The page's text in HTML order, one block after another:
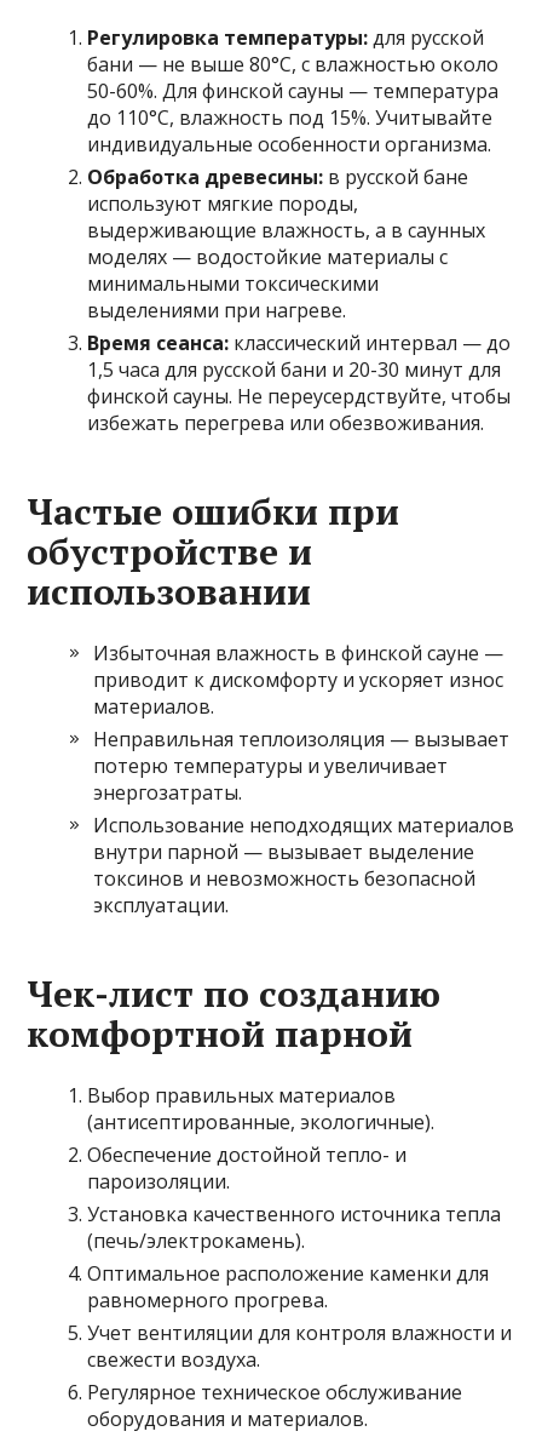
Регулировка температуры:для русской
бани — не выше 80°C, с влажностью около
50-60%. Для финской сауны — температура
до 110°C, влажность под 15%. Учитывайте
индивидуальные особенности организма.
Обработка древесины: в русской бане
используют мягкие породы,
выдерживающие влажность, а в саунных
моделях — водостойкие материалы с
минимальными токсическими
выделениями при нагреве.
Время сеанса: классический интервал — до
1,5 часа для русской бани и 20-30 минут для
финской сауны. Не переусердствуйте, чтобы
избежать перегрева или обезвоживания.
Частые ошибки при
обустройстве и
использовании
Избыточная влажность в финской сауне —
приводит к дискомфорту и ускоряет износ
материалов.
Неправильная теплоизоляция — вызывает
потерю температуры и увеличивает
энергозатраты.
Использование неподходящих материалов
внутри парной — вызывает выделение
токсинов и невозможность безопасной
эксплуатации.
Чек-лист по созданию
комфортной парной
Выбор правильных материалов
(антисептированные, экологичные).
Обеспечение достойной тепло- и
пароизоляции.
Установка качественного источника тепла
(печь/электрокамень).
Оптимальное расположение каменки для
равномерного прогрева.
Учет вентиляции для контроля влажности и
свежести воздуха.
Регулярное техническое обслуживание
оборудования и материалов.